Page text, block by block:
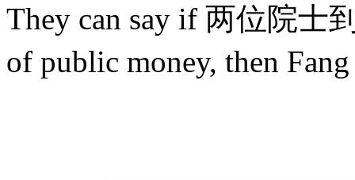
They can say if 两位院士
of public money, then